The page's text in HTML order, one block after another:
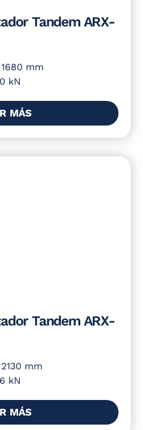
Tandem ARX-
1680 mm
kN
MÁS
Tandem ARX-
2130 mm
kN
MÁS